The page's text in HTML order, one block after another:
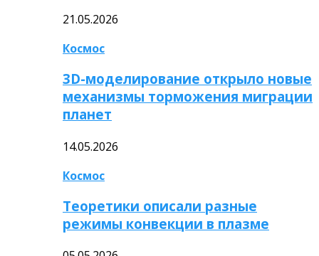
21.05.2026
Космос
3D-моделирование открыло новые
механизмы торможения миграции
планет
14.05.2026
Космос
Теоретики описали разные
режимы конвекции в плазме